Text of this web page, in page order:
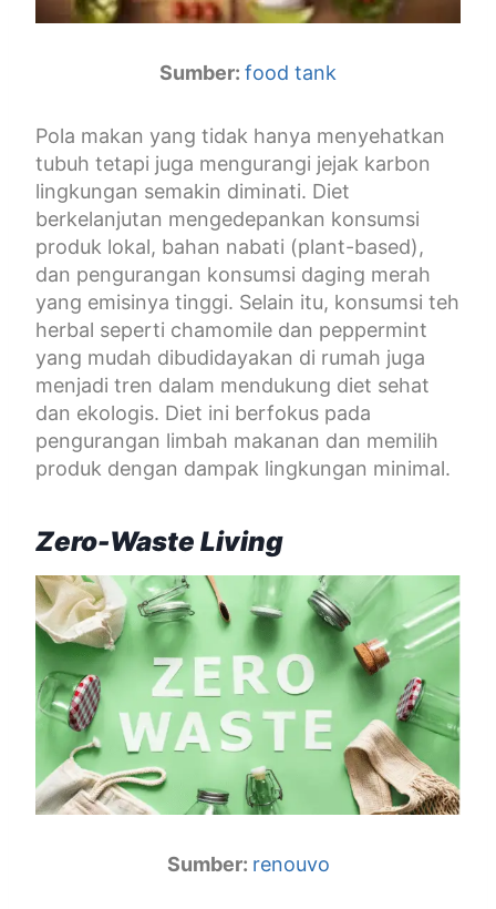
Sumber: food tank
Pola makan yang tidak hanya menyehatkan
tubuh tetapi juga mengurangi jejak karbon
lingkungan semakin diminati. Diet
berkelanjutan mengedepankan konsumsi
produk lokal, bahan nabati (plant-based),
dan pengurangan konsumsi daging merah
yang emisinya tinggi. Selain itu, konsumsi teh
herbal seperti chamomile dan peppermint
yang mudah dibudidayakan di rumah juga
menjadi tren dalam mendukung diet sehat
dan ekologis. Diet ini berfokus pada
pengurangan limbah makanan dan memilih
produk dengan dampak lingkungan minimal.
Zero-Waste Living
Sumber: renouvo